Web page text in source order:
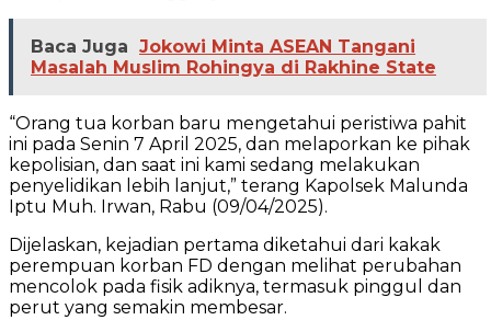
Baca Juga Jokowi Minta ASEAN Tangani
Masalah Muslim Rohingya di Rakhine State
“Orang tua korban baru mengetahui peristiwa pahit
ini pada Senin 7 April 2025, dan melaporkan ke pihak
kepolisian, dan saat ini kami sedang melakukan
penyelidikan lebih lanjut,” terang Kapolsek Malunda
Iptu Muh. Irwan, Rabu (09/04/2025).
Dijelaskan, kejadian pertama diketahui dari kakak
perempuan korban FD dengan melihat perubahan
mencolok pada fisik adiknya, termasuk pinggul dan
perut yang semakin membesar.